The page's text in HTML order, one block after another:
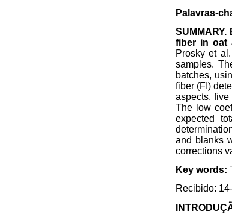
Palavras-
fiber in oat
Prosky et
samples.
batches,
fiber (FI)
aspects,
The low
expected
and blanks
corrections
Key words:
Recibido: